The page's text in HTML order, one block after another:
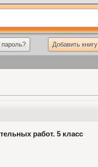
Добавить книгу
работ. 5 класс